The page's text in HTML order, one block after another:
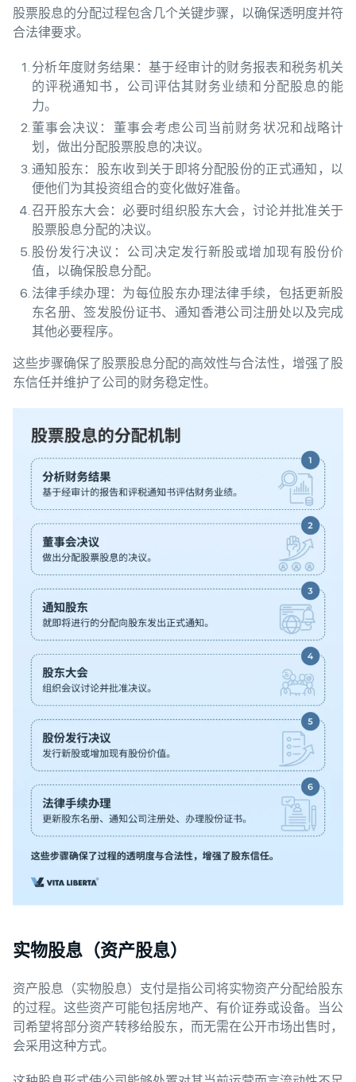
股票股息的分配过程包含几个关键步骤，以确保透明度并符
合法律要求。
分析年度财务结果：基于经审计的财务报表和税务机关
的评税通知书，公司评估其财务业绩和分配股息的能
力。
董事会决议：董事会考虑公司当前财务状况和战略计
划，做出分配股票股息的决议。
通知股东：股东收到关于即将分配股份的正式通知，以
便他们为其投资组合的变化做好准备。
召开股东大会：必要时组织股东大会，讨论并批准关于
股票股息分配的决议。
股份发行决议：公司决定发行新股或增加现有股份价
值，以确保股息分配。
法律手续办理：为每位股东办理法律手续，包括更新股
东名册、签发股份证书、通知香港公司注册处以及完成
其他必要程序。
这些步骤确保了股票股息分配的高效性与合法性，增强了股
东信任并维护了公司的财务稳定性。
实物股息（资产股息）
资产股息（实物股息）支付是指公司将实物资产分配给股东
的过程。这些资产可能包括房地产、有价证券或设备。当公
司希望将部分资产转移给股东，而无需在公开市场出售时，
会采用这种方式。